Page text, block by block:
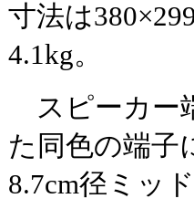
寸法は
4.1kg。
スピーカー
た同色の端子
8.7cm径ミッ